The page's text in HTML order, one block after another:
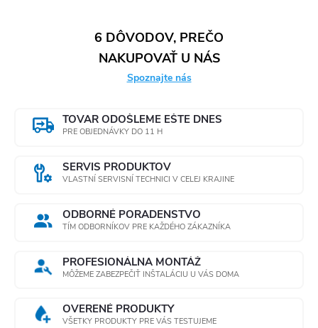
6 DÔVODOV, PREČO
NAKUPOVAŤ U NÁS
Spoznajte nás
TOVAR ODOŠLEME EŠTE DNES
PRE OBJEDNÁVKY DO 11 H
SERVIS PRODUKTOV
VLASTNÍ SERVISNÍ TECHNICI V CELEJ KRAJINE
ODBORNÉ PORADENSTVO
TÍM ODBORNÍKOV PRE KAŽDÉHO ZÁKAZNÍKA
PROFESIONÁLNA MONTÁŽ
MÔŽEME ZABEZPEČIŤ INŠTALÁCIU U VÁS DOMA
OVERENÉ PRODUKTY
VŠETKY PRODUKTY PRE VÁS TESTUJEME